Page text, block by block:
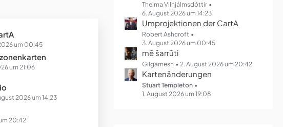
um 00:45
um 21:06
2026 um 14:23
20:42
Thelma Vilhjálmsdóttir
6. August 2026 um 14:23
Umprojektionen der CartA
Robert Ashcroft
3. August 2026 um 00:45
mē šarrūti
Gilgamesh 2. August 2026 um 20:42
Kartenänderungen
Stuart Templeton
1. August 2026 um 19:08